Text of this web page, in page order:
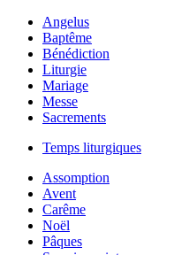
Angelus
Baptême
Bénédiction
Liturgie
Mariage
Messe
Sacrements
Temps liturgiques
Assomption
Avent
Carême
Noël
Pâques